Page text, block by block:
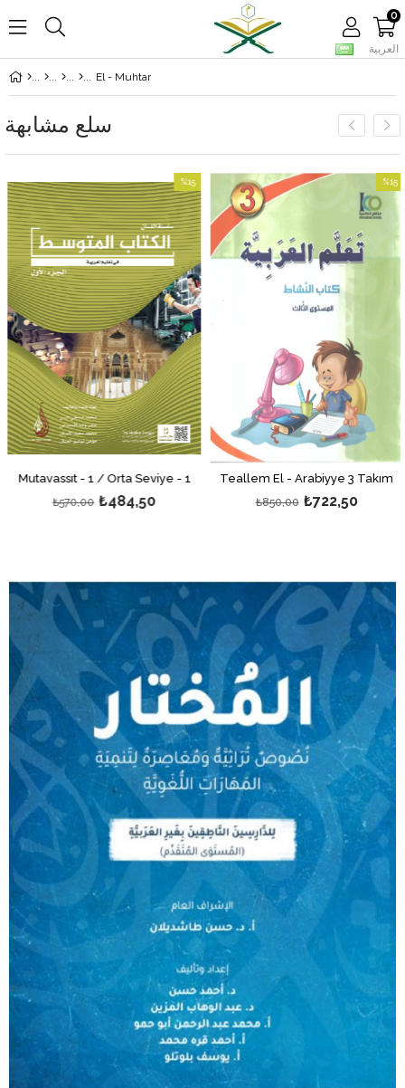
العربية
0
El - Muhtar
سلع مشابهة
Mutavassıt - 1 / Orta Seviye - 1
₺484,50
₺570,00
%15
بيع
%15بيع
Teallem El - Arabiyye 3 Takım
₺722,50
₺850,00
بيع
%15بيع